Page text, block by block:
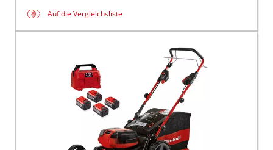
Auf die Vergleichsliste